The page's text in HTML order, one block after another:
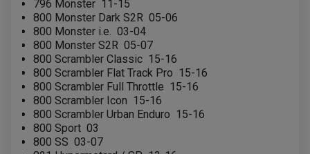
796 Monster 11-15
800 Monster Dark S2R 05-06
800 Monster i.e. 03-04
800 Monster S2R 05-07
800 Scrambler Classic 15-16
800 Scrambler Flat Track Pro 15-16
800 Scrambler Full Throttle 15-16
800 Scrambler Icon 15-16
800 Scrambler Urban Enduro 15-16
800 Sport 03
800 SS 03-07